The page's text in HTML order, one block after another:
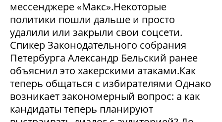
мессенджере «Макс».Некоторые
политики пошли дальше и просто
удалили или закрыли свои соцсети.
Спикер Законодательного собрания
Петербурга Александр Бельский ранее
объяснил это хакерскими атаками.Как
теперь общаться с избирателями Однако
возникает закономерный вопрос: а как
кандидаты теперь планируют